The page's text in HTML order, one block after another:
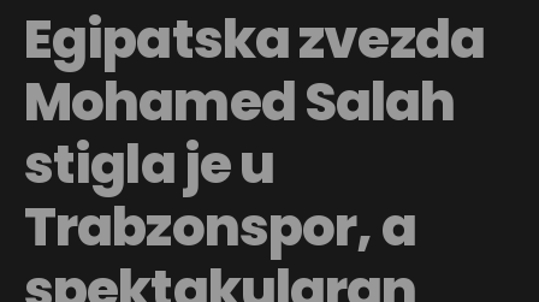
Egipatska zvezda
Mohamed Salah
stigla je u
Trabzonspor, a